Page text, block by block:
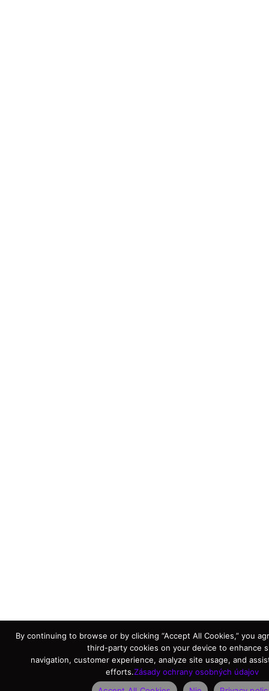
By continuing to browse or by clicking “Accept All Cookies,” you
third-party cookies on your device to enhance
navigation, customer experience, analyze site usage, and
efforts.Zásady ochrany osobných údajov